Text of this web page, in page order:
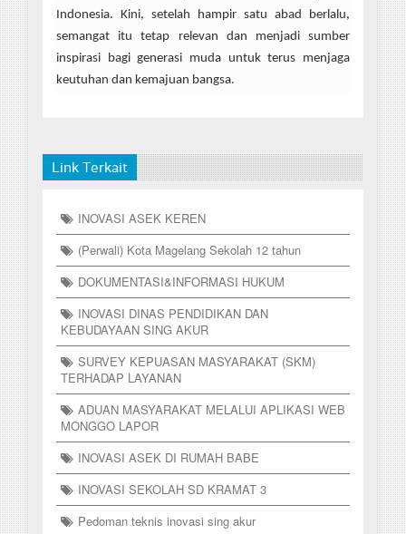
Indonesia. Kini, setelah hampir satu abad berlalu,
semangat itu tetap relevan dan menjadi sumber
inspirasi bagi generasi muda untuk terus menjaga
keutuhan dan kemajuan bangsa.
Link Terkait
INOVASI ASEK KEREN
(Perwali) Kota Magelang Sekolah 12 tahun
DOKUMENTASI&INFORMASI HUKUM
INOVASI DINAS PENDIDIKAN DAN
KEBUDAYAAN SING AKUR
SURVEY KEPUASAN MASYARAKAT (SKM)
TERHADAP LAYANAN
ADUAN MASYARAKAT MELALUI APLIKASI WEB
MONGGO LAPOR
INOVASI ASEK DI RUMAH BABE
INOVASI SEKOLAH SD KRAMAT 3
Pedoman teknis inovasi sing akur